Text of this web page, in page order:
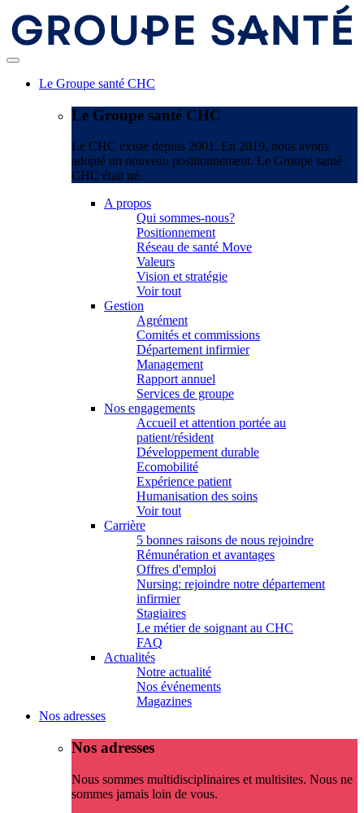
Le Groupe santé CHC
Le Groupe santé CHC
Le CHC existe depuis 2001. En 2019, nous avons
adopté un nouveau positionnement. Le Groupe santé
CHC était né.
A propos
Qui sommes-nous?
Positionnement
Réseau de santé Move
Valeurs
Vision et stratégie
Voir tout
Gestion
Agrément
Comités et commissions
Département infirmier
Management
Rapport annuel
Services de groupe
Nos engagements
Accueil et attention portée au
patient/résident
Développement durable
Ecomobilité
Expérience patient
Humanisation des soins
Voir tout
Carrière
5 bonnes raisons de nous rejoindre
Rémunération et avantages
Offres d'emploi
Nursing: rejoindre notre département
infirmier
Stagiaires
Le métier de soignant au CHC
FAQ
Actualités
Notre actualité
Nos événements
Magazines
Nos adresses
Nos adresses
Nous sommes multidisciplinaires et multisites. Nous ne
sommes jamais loin de vous.